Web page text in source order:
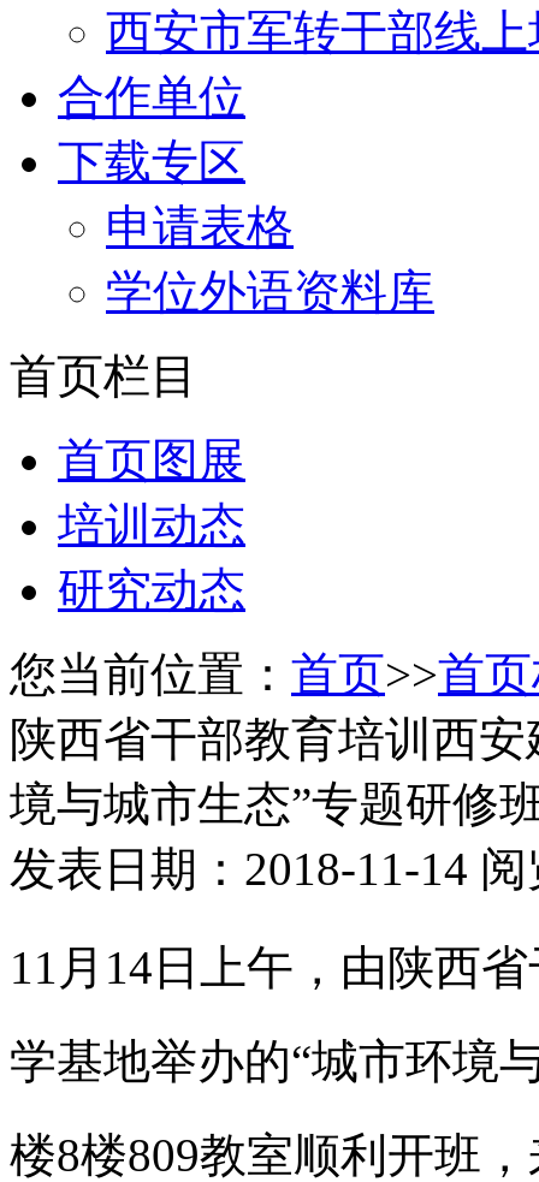
西安市军转干部线
合作单位
下载专区
申请表格
学位外语资料库
首页栏目
首页图展
培训动态
研究动态
您当前位置： 首页>>首
陕西省干部教育培训西
境与城市生态”专题研修
发表日期：2018-11-14
11月14日上午，由陕西
学基地举办的“城市环境
楼8楼809教室顺利开班